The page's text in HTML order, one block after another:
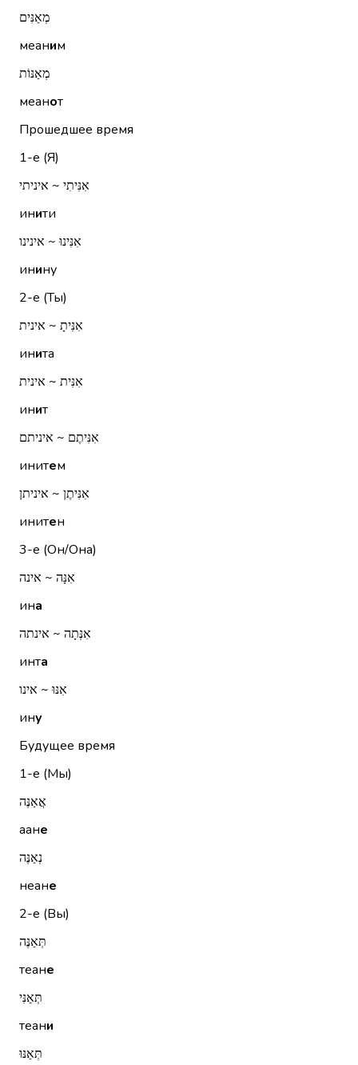
מְאַנִּים
меаним
מְאַנּוֹת
меанот
Прошедшее время
1-е (Я)
אִנִּיתִי ~ איניתי
инити
אִנִּינוּ ~ אינינו
инину
2-е (Ты)
אִנִּיתָ ~ אינית
инита
אִנִּית ~ אינית
инит
אִנִּיתֶם ~ איניתם
инитем
אִנִּיתֶן ~ איניתן
инитен
3-е (Он/Она)
אִנָּה ~ אינה
ина
אִנְּתָה ~ אינתה
инта
אִנּוּ ~ אינו
ину
Будущее время
1-е (Мы)
אֲאַנֶּה
аане
נְאַנֶּה
неане
2-е (Вы)
תְּאַנֶּה
теане
תְּאַנִּי
теани
תְּאַנּוּ